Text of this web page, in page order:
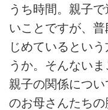
うち時間。親子
いことですが、
じめているとい
うか。そんない
親子の関係につ
のお母さんたち